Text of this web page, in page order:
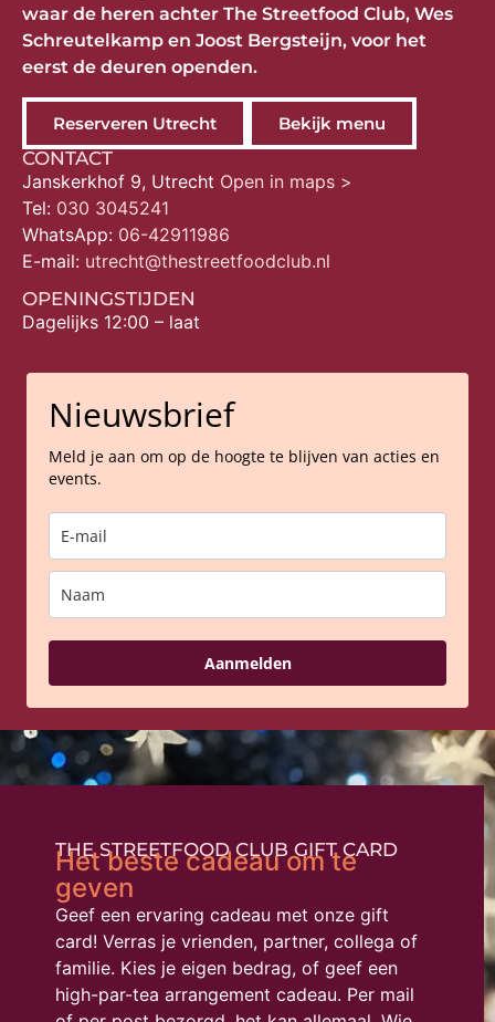
waar de heren achter The Streetfood Club, Wes
Schreutelkamp en Joost Bergsteijn, voor het
eerst de deuren openden.
Reserveren Utrecht Bekijk menu
CONTACT
Janskerkhof 9, Utrecht Open in maps >
Tel: 030 3045241
WhatsApp: 06-42911986
E-mail: utrecht@thestreetfoodclub.nl
OPENINGSTIJDEN
Dagelijks 12:00 – laat
Nieuwsbrief
Meld je aan om op de hoogte te blijven van acties en
events.
Aanmelden
THE STREETFOOD CLUB GIFT CARD
Het beste cadeau om te
geven
Geef een ervaring cadeau met onze gift
card! Verras je vrienden, partner, collega of
familie. Kies je eigen bedrag, of geef een
high-par-tea arrangement cadeau. Per mail